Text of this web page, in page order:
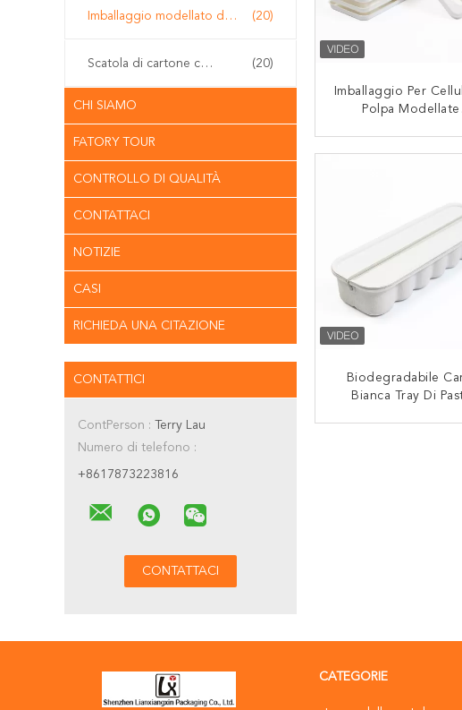
Imballaggio modellato della polpa (20)
Scatola di cartone con cerniera (20)
CHI SIAMO
FATORY TOUR
CONTROLLO DI QUALITÀ
CONTATTACI
NOTIZIE
CASI
RICHIEDA UNA CITAZIONE
CONTATTICI
ContPerson : Terry Lau
Numero di telefono :
+8617873223816
Imballaggio Per
Polpa Modellate
CONTATTACI
Biodegradabile
Bianca Tray Di
CATEGORIE